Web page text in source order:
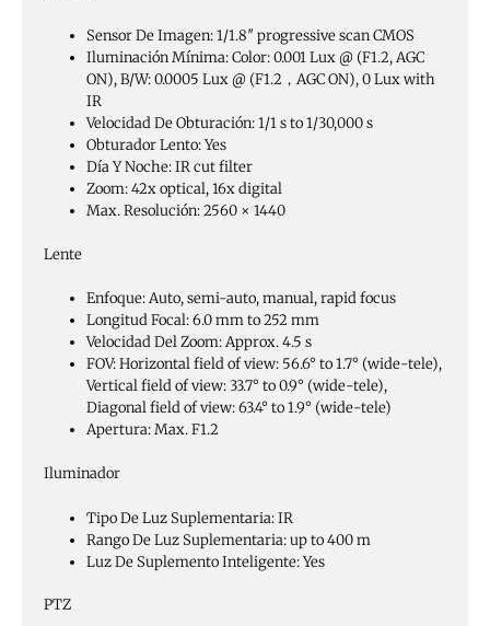
Sensor De Imagen:1/1.8″ progressive scan CMOS
Iluminación Mínima:Color: 0.001 Lux @ (F1.2, AGC
ON), B/W: 0.0005 Lux @ (F1.2，AGC ON), 0 Lux with
IR
Velocidad De Obturación:1/1 s to 1/30,000 s
Obturador Lento:Yes
Día Y Noche:IR cut filter
Zoom:42x optical, 16x digital
Max. Resolución:2560 × 1440
Lente
Enfoque:Auto, semi-auto, manual, rapid focus
Longitud Focal:6.0 mm to 252 mm
Velocidad Del Zoom:Approx. 4.5 s
FOV:Horizontal field of view: 56.6° to 1.7° (wide-tele),
Vertical field of view: 33.7° to 0.9° (wide-tele),
Diagonal field of view: 63.4° to 1.9° (wide-tele)
Apertura:Max. F1.2
Iluminador
Tipo De Luz Suplementaria:IR
Rango De Luz Suplementaria:up to 400 m
Luz De Suplemento Inteligente:Yes
PTZ